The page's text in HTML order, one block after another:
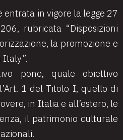
entrata in vigore la legge 27
rubricata “Disposizioni
la promozione e
Italy”.
pone, quale obiettivo
1 del Titolo I, quello di
in Italia e all’estero, le
il patrimonio culturale